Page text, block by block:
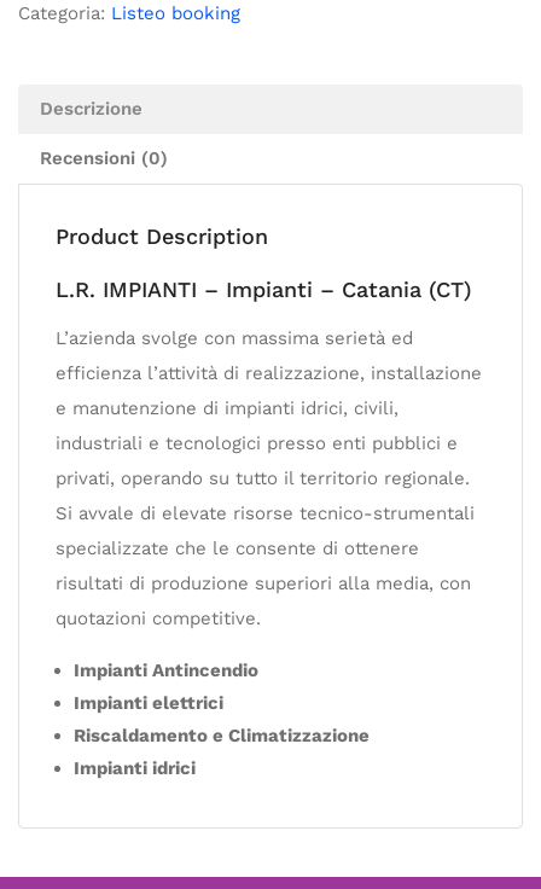
Categoria: Listeo booking
Descrizione
Recensioni (0)
Product Description
L.R. IMPIANTI – Impianti – Catania (CT)
L’azienda svolge con massima serietà ed
efficienza l’attività di realizzazione, installazione
e manutenzione di impianti idrici, civili,
industriali e tecnologici presso enti pubblici e
privati, operando su tutto il territorio regionale.
Si avvale di elevate risorse tecnico-strumentali
specializzate che le consente di ottenere
risultati di produzione superiori alla media, con
quotazioni competitive.
Impianti Antincendio
Impianti elettrici
Riscaldamento e Climatizzazione
Impianti idrici